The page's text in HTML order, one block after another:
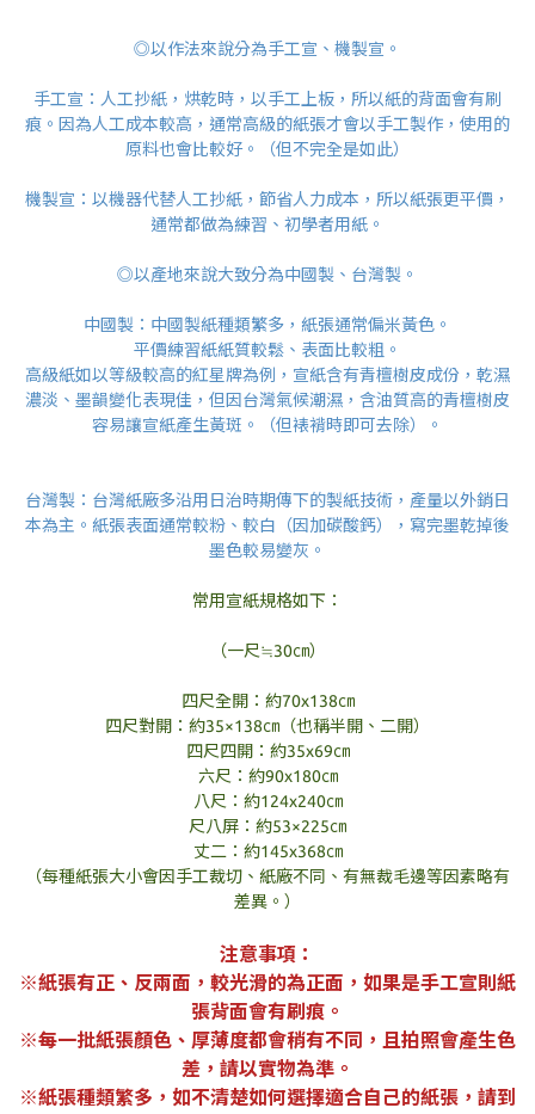
◎以作法來說分為手工宣、機製宣。
手工宣：人工抄紙，烘乾時，以手工上板，所以紙的背面會有刷
痕。因為人工成本較高，通常高級的紙張才會以手工製作，使用的
原料也會比較好。（但不完全是如此）
機製宣：以機器代替人工抄紙，節省人力成本，所以紙張更平價，
通常都做為練習、初學者用紙。
◎以產地來說大致分為中國製、台灣製。
中國製：中國製紙種類繁多，紙張通常偏米黃色。
平價練習紙紙質較鬆、表面比較粗。
高級紙如以等級較高的紅星牌為例，宣紙含有青檀樹皮成份，乾濕
濃淡、墨韻變化表現佳，但因台灣氣候潮濕，含油質高的青檀樹皮
容易讓宣紙產生黃斑。（但裱褙時即可去除）。
台灣製：台灣紙廠多沿用日治時期傳下的製紙技術，產量以外銷日
本為主。紙張表面通常較粉、較白（因加碳酸鈣），寫完墨乾掉後
墨色較易變灰。
常用宣紙規格如下：
（一尺≒30㎝）
四尺全開：約70x138㎝
四尺對開：約35×138㎝（也稱半開、二開）
四尺四開：約35x69㎝
六尺：約90x180㎝
八尺：約124x240㎝
尺八屏：約53×225㎝
丈二：約145x368㎝
（每種紙張大小會因手工裁切、紙廠不同、有無裁毛邊等因素略有
差異。）
注意事項：
※紙張有正、反兩面，較光滑的為正面，如果是手工宣則紙
張背面會有刷痕。
※每一批紙張顏色、厚薄度都會稍有不同，且拍照會產生色
差，請以實物為準。
※紙張種類繁多，如不清楚如何選擇適合自己的紙張，請到